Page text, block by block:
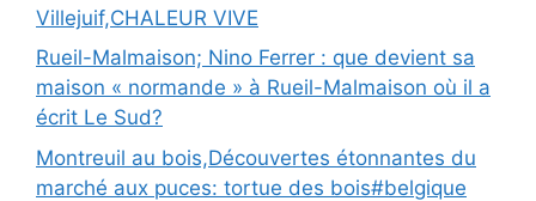
Villejuif,CHALEUR VIVE
Rueil-Malmaison; Nino Ferrer : que devient sa
maison « normande » à Rueil-Malmaison où il a
écrit Le Sud?
Montreuil au bois,Découvertes étonnantes du
marché aux puces: tortue des bois#belgique